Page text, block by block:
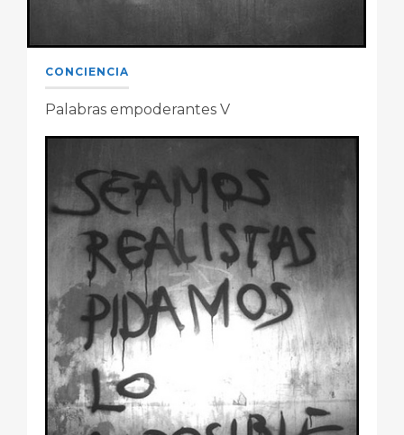
CONCIENCIA
Palabras empoderantes V